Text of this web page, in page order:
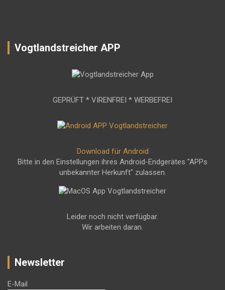
Vogtlandstreicher APP
GEPRÜFT * VIRENFREI * WERBEFREI
Download für Android
Bitte in den Einstellungen ihres Android-Endgerätes "APPs
unbekannter Herkunft" zulassen.
Leider noch nicht verfügbar.
Wir arbeiten daran.
Newsletter
E-Mail